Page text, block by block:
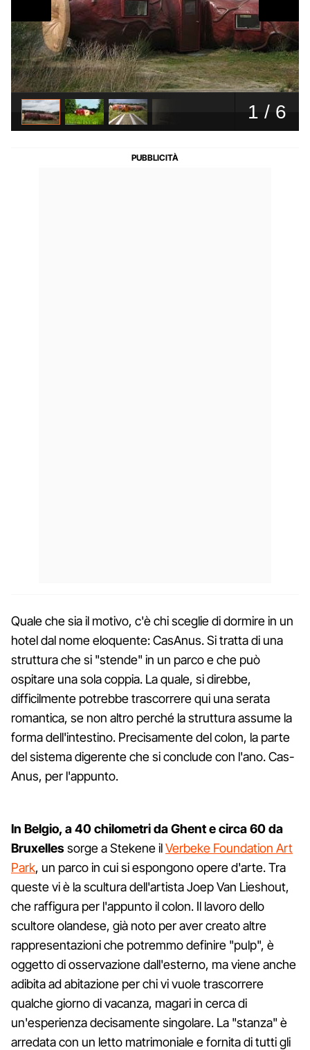
Quale che sia il motivo, c'è chi sceglie di dormire in un
hotel dal nome eloquente: CasAnus. Si tratta di una
struttura che si "stende" in un parco e che può
ospitare una sola coppia. La quale, si direbbe,
difficilmente potrebbe trascorrere qui una serata
romantica, se non altro perché la struttura assume la
forma dell'intestino. Precisamente del colon, la parte
del sistema digerente che si conclude con l'ano. Cas-
Anus, per l'appunto.
In Belgio, a 40 chilometri da Ghent e circa 60 da
Bruxellessorge a Stekene ilVerbeke Foundation Art
Park, un parco in cui si espongono opere d'arte. Tra
queste vi è la scultura dell'artista Joep Van Lieshout,
che raffigura per l'appunto il colon. Il lavoro dello
scultore olandese, già noto per aver creato altre
rappresentazioni che potremmo definire "pulp", è
oggetto di osservazione dall'esterno, ma viene anche
adibita ad abitazione per chi vi vuole trascorrere
qualche giorno di vacanza, magari in cerca di
un'esperienza decisamente singolare. La "stanza" è
arredata con un letto matrimoniale e fornita di tutti gli